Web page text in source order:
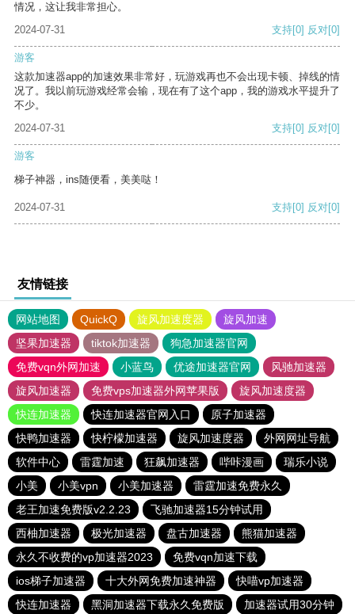
情况，这让我非常担心。
2024-07-31
支持[0] 反对[0]
游客
这款加速器app的加速效果非常好，玩游戏再也不会出现卡顿、掉线的情
况了。我以前玩游戏经常会输，现在有了这个app，我的游戏水平提升了
不少。
2024-07-31
支持[0] 反对[0]
游客
梯子神器，ins随便看，美美哒！
2024-07-31 支持[0] 反对[0]
友情链接
网站地图 QuickQ 旋风加速度器
旋风加速
坚果加速器
tiktok加速器
狗急加速器官网
免费vqn外网加速
小蓝鸟 优途加速器官网
风驰加速器
旋风加速器
免费vps加速器外网苹果版
旋风加速度器
快连加速器
快连加速器官网入口
原子加速器
快鸭加速器
快柠檬加速器 旋风加速度器
外网网址导航
软件中心
雷霆加速 狂飙加速器 哔咔漫画
瑞乐小说
小美
小美vpn 小美加速器
雷霆加速免费永久
老王加速免费版v2.2.23
飞驰加速器15分钟试用
西柚加速器
极光加速器 盘古加速器
熊猫加速器
永久不收费的vp加速器2023
免费vqn加速下载
ios梯子加速器
十大外网免费加速神器
快喵vp加速器
快连加速器
黑洞加速器下载永久免费版 加速器试用30分钟